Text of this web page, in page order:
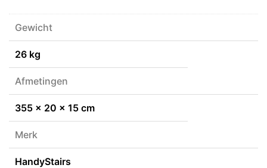
Gewicht
26 kg
Afmetingen
355 × 20 × 15 cm
Merk
HandyStairs